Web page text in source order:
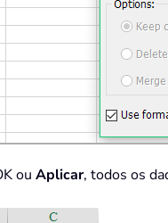
ou Aplicar, todos os